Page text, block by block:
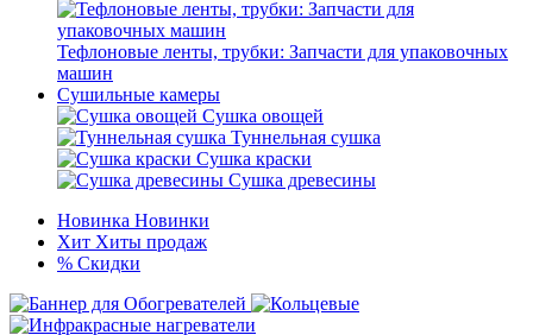
Тефлоновые ленты, трубки: Запчасти для упаковочных
машин
Сушильные камеры
Сушка овощей
Туннельная сушка
Сушка краски
Сушка древесины
Новинка Новинки
Хит Хиты продаж
% Скидки